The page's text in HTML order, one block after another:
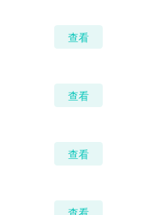
查看
查看
查看